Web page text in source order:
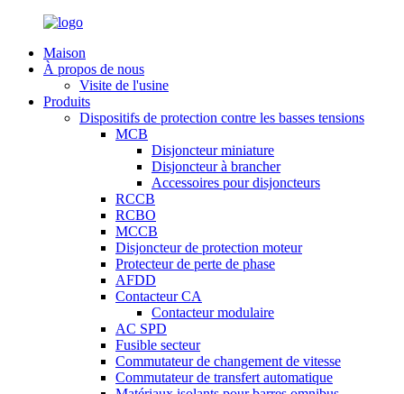
Maison
À propos de nous
Visite de l'usine
Produits
Dispositifs de protection contre les basses tensions
MCB
Disjoncteur miniature
Disjoncteur à brancher
Accessoires pour disjoncteurs
RCCB
RCBO
MCCB
Disjoncteur de protection moteur
Protecteur de perte de phase
AFDD
Contacteur CA
Contacteur modulaire
AC SPD
Fusible secteur
Commutateur de changement de vitesse
Commutateur de transfert automatique